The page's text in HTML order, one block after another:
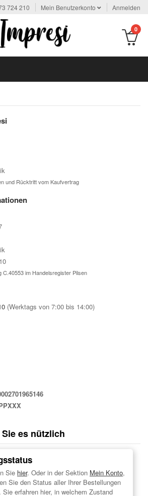
724 210 Mein Benutzerkonto Anmelden
0
und Rücktritt vom Kaufvertrag
C.40553 im Handelsregister Pilsen
(Werktags von 7:00 bis 14:00)
es nützlich
Sie hier. Oder in der Sektion Mein Konto,
Sie den Status aller Ihrer Bestellungen
Sie erfahren hier, in welchem Zustand